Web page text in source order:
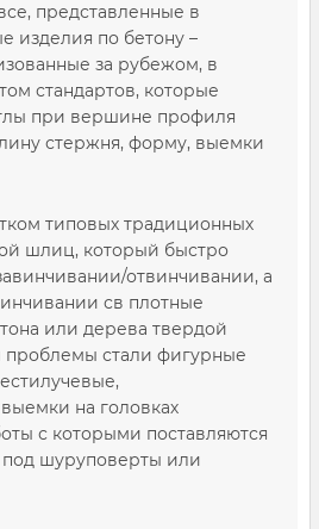
представленные в
изделия по бетону –
за рубежом, в
стандартов, которые
при вершине профиля
стержня, форму, выемки
типовых традиционных
шлиц, который быстро
отвинчивании, а
св плотные
или дерева твердой
стали фигурные
на головках
с которыми поставляются
шуруповерты или